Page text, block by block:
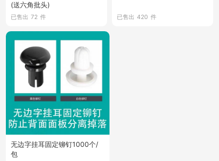
(送六角批头)
已售出 72 件 已售出 420 件
无边字挂耳固定铆钉1000个/
包